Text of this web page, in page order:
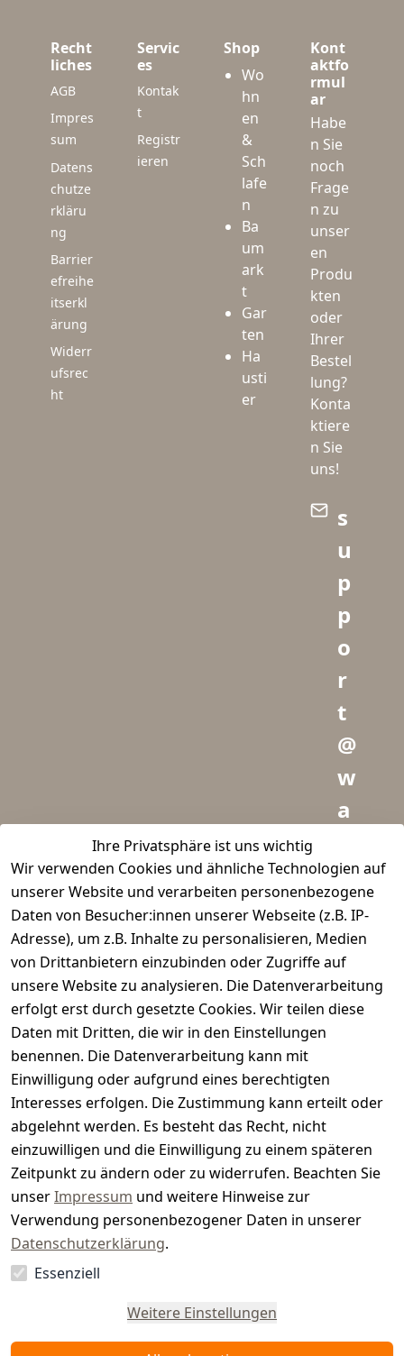
Ihre Privatsphäre ist uns wichtig
Wir verwenden Cookies und ähnliche Technologien auf
unserer Website und verarbeiten personenbezogene
Daten von Besucher:innen unserer Webseite (z.B. IP-
Adresse), um z.B. Inhalte zu personalisieren, Medien
von Drittanbietern einzubinden oder Zugriffe auf
unsere Website zu analysieren. Die Datenverarbeitung
erfolgt erst durch gesetzte Cookies. Wir teilen diese
Daten mit Dritten, die wir in den Einstellungen
benennen. Die Datenverarbeitung kann mit
Einwilligung oder aufgrund eines berechtigten
Interesses erfolgen. Die Zustimmung kann erteilt oder
abgelehnt werden. Es besteht das Recht, nicht
einzuwilligen und die Einwilligung zu einem späteren
Zeitpunkt zu ändern oder zu widerrufen. Beachten Sie
unserImpressum und weitere Hinweise zur
Verwendung personenbezogener Daten in unserer
Datenschutzerklärung.
Essenziell
Weitere Einstellungen
Recht
liches
AGB
Impres
sum
Datens
chutze
rkläru
ng
Barrier
efreihe
itserkl
ärung
Widerr
ufsrec
ht
Servic
es
Kontak
t
Registr
ieren
Shop
Wo
hn
en
&
Sch
lafe
n
Ba
um
ark
t
Gar
ten
Ha
usti
er
Kont
aktfo
rmul
ar
Habe
n Sie
noch
Frage
n zu
unser
en
Produ
kten
oder
Ihrer
Bestel
lung?
Konta
ktiere
n Sie
uns!
s
u
p
p
o
r
t
@
w
a
d
m
e
i
s
r.
e
Vertrag
widerrufen